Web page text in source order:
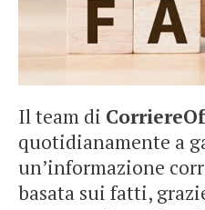
Il team di
quotidianamente a
un’informazione
basata sui fatti,